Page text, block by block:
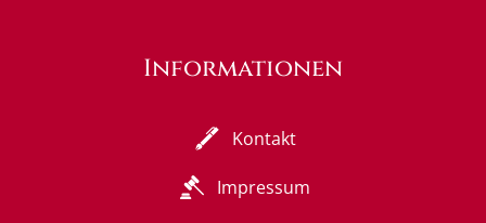
Informationen
Kontakt
Impressum